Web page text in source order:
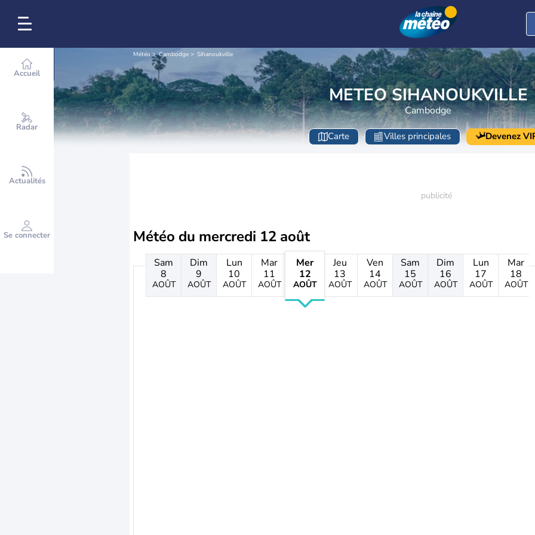
Accueil
Radar
Actualités
Se connecter
Météo Cambodge Sihanoukville
METEO SIHANOUKVILLE
Cambodge
Carte Villes principales Devenez
Météo du mercredi 12 août
Sam
8
AOÛT
Dim
9
AOÛT
Lun
10
AOÛT
Mar
11
AOÛT
Mer
12
AOÛT
Jeu
13
AOÛT
Ven
14
AOÛT
Sam
15
AOÛT
Dim
16
AOÛT
Lun
17
AOÛT
Mar
18
AOÛT